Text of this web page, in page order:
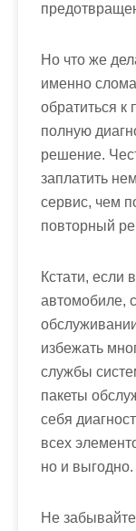
Но что же
именно
обратиться
полную
решение.
заплатить
сервис, чем
повторный
Кстати, если
автомобиле,
избежать
службы
пакеты
себя
всех
но и выгодно.
Не